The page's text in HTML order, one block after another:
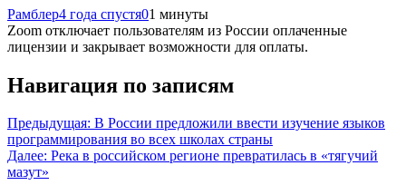
Рамблер4 года спустя01 минуты
Zoom отключает пользователям из России оплаченные
лицензии и закрывает возможности для оплаты.
Навигация по записям
Предыдущая: В России предложили ввести изучение языков
программирования во всех школах страны
Далее: Река в российском регионе превратилась в «тягучий
мазут»